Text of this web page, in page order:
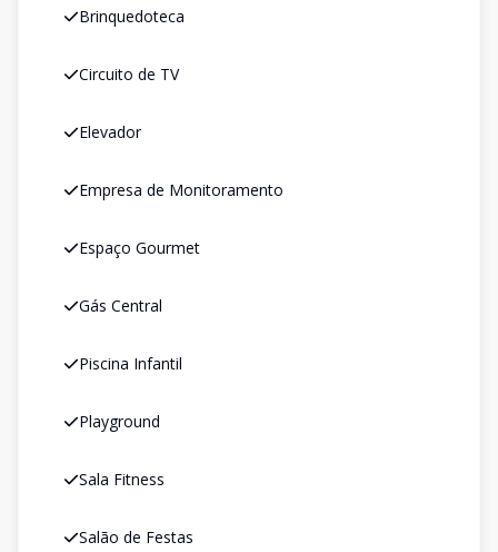
Brinquedoteca
Circuito de TV
Elevador
Empresa de Monitoramento
Espaço Gourmet
Gás Central
Piscina Infantil
Playground
Sala Fitness
Salão de Festas